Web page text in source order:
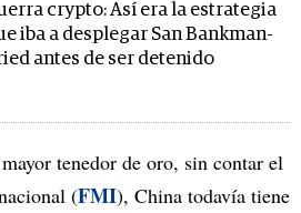
crypto: Así era la estrategia
iba a desplegar San Bankman-
antes de ser detenido
tenedor de oro, sin contar el
(FMI), China todavía tiene